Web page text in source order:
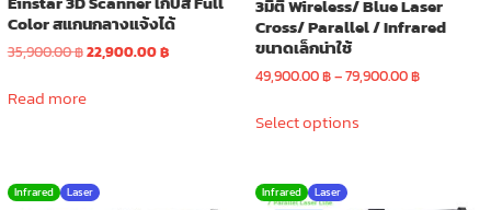
Color สแกนกลางแจ้งได้
35,900.00฿Original
was:
22,900.00฿Current
Read more
3มิติ Wireless/ Blue Laser
Cross/ Parallel / Infrared
ขนาดเล็กน่าใช้
49,900.00฿–79,900.00฿Price
Select optionsproduct
Infrared Laser Infrared Laser